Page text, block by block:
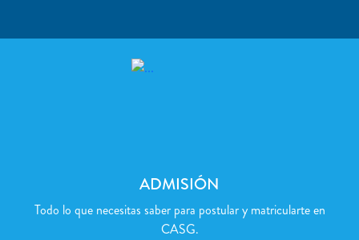
ADMISIÓN
Todo lo que necesitas saber para postular y matricularte en
CASG.